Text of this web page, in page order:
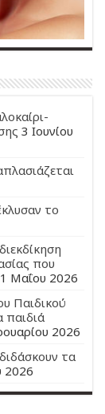
3 Ιουνίου
το
που
1 Μαΐου 2026
Παιδικού
παιδιά
2026
τα
2026